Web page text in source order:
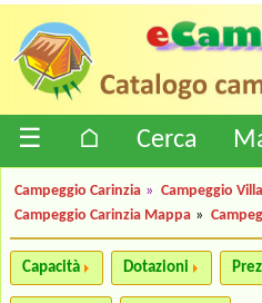
☰ ⌂ Cerca
Campeggio Carinzia » Campeggio
Campeggio Carinzia Mappa »
Capacità Dotazioni